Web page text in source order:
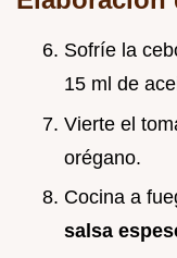
Sofríe la
15 ml de
Vierte el
orégano.
Cocina a
salsa